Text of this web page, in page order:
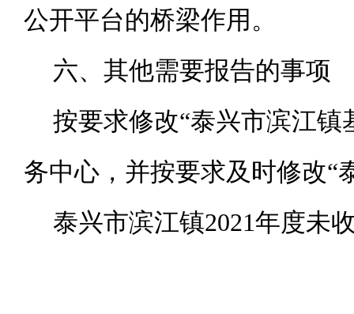
公开平台的桥梁作用。
六、其他需要报告的事项
按要求修改“泰兴市滨江
务中心，并按要求及时修改“
泰兴市滨江镇2021年度未